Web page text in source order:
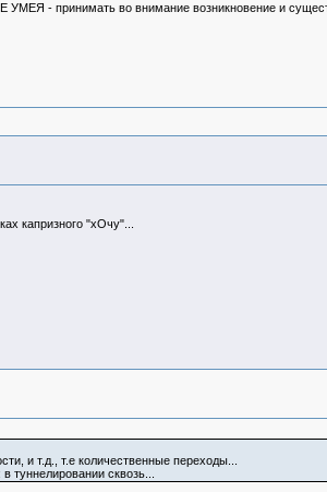
- принимать во внимание возникновение и
капризного "хОчу"...
и т.д., т.е количественные переходы...
туннелировании сквозь...